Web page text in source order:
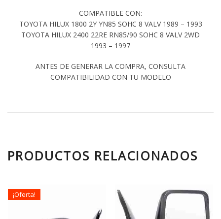
COMPATIBLE CON:
TOYOTA HILUX 1800 2Y YN85 SOHC 8 VALV 1989 – 1993
TOYOTA HILUX 2400 22RE RN85/90 SOHC 8 VALV 2WD
1993 – 1997
ANTES DE GENERAR LA COMPRA, CONSULTA
COMPATIBILIDAD CON TU MODELO
PRODUCTOS RELACIONADOS
¡Oferta!